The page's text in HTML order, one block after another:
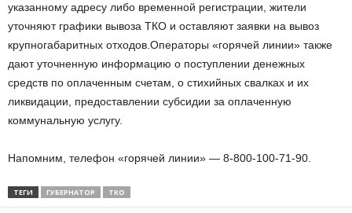
указанному адресу либо временной регистрации, жители
уточняют графики вывоза ТКО и оставляют заявки на вывоз
крупногабаритных отходов.Операторы «горячей линии» также
дают уточненную информацию о поступлении денежных
средств по оплаченным счетам, о стихийных свалках и их
ликвидации, предоставлении субсидии за оплаченную
коммунальную услугу.
Напомним, телефон «горячей линии» — 8-800-100-71-90.
ТЕГИ ГУБЕРНАТОР ТКО